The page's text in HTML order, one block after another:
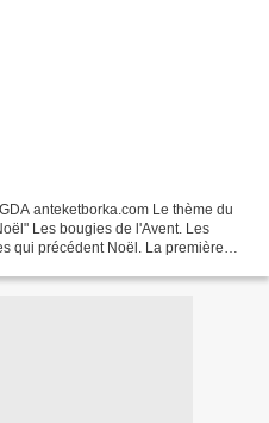
anteketborka.com Le thème du
Les bougies de l'Avent. Les
qui précédent Noël. La première